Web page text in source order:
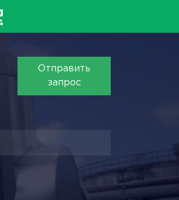
Отправить
запрос